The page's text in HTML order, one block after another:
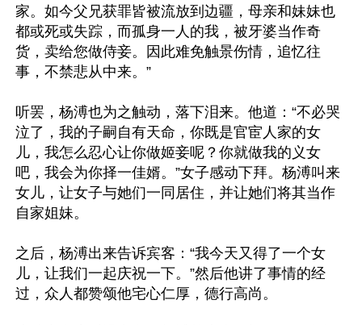
家。如今父兄获罪皆被流放到边疆，母亲和妹妹也
都或死或失踪，而孤身一人的我，被牙婆当作奇
货，卖给您做侍妾。因此难免触景伤情，追忆往
事，不禁悲从中来。”
听罢，杨溥也为之触动，落下泪来。他道：“不必哭
泣了，我的子嗣自有天命，你既是官宦人家的女
儿，我怎么忍心让你做姬妾呢？你就做我的义女
吧，我会为你择一佳婿。”女子感动下拜。杨溥叫来
女儿，让女子与她们一同居住，并让她们将其当作
自家姐妹。
之后，杨溥出来告诉宾客：“我今天又得了一个女
儿，让我们一起庆祝一下。”然后他讲了事情的经
过，众人都赞颂他宅心仁厚，德行高尚。